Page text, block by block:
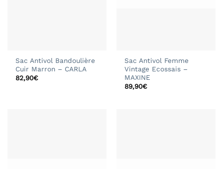
Sac Antivol Bandoulière
Cuir Marron – CARLA
82,90€
Sac Antivol Femme
Vintage Ecossais –
MAXINE
89,90€